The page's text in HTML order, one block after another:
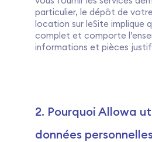
particulier, le dépôt de
location sur leSite implique
complet et comporte
informations et pièces
2. Pourquoi Allowa
données